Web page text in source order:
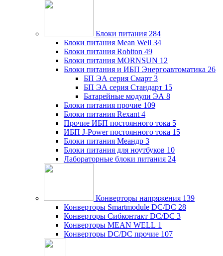
Блоки питания 284
Блоки питания Mean Well 34
Блоки питания Robiton 49
Блоки питания MORNSUN 12
Блоки питания и ИБП Энергоавтоматика 26
БП ЭА серия Смарт 3
БП ЭА серия Стандарт 15
Батарейные модули ЭА 8
Блоки питания прочие 109
Блоки питания Rexant 4
Прочие ИБП постоянного тока 5
ИБП J-Power постоянного тока 15
Блоки питания Меандр 3
Блоки питания для ноутбуков 10
Лабораторные блоки питания 24
Конверторы напряжения 139
Конверторы Smartmodule DC/DC 28
Конверторы Сибконтакт DC/DC 3
Конверторы MEAN WELL 1
Конверторы DC/DC прочие 107